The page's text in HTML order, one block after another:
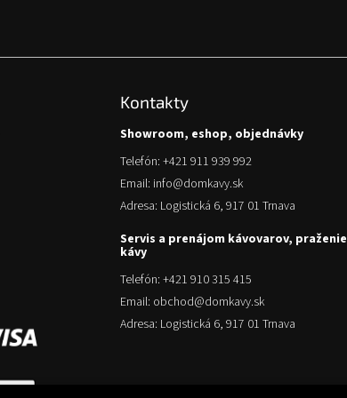
Kontakty
Showroom, eshop, objednávky
Telefón: +421 911 939 992
Email: info@domkavy.sk
Adresa: Logistická 6, 917 01 Trnava
Servis a prenájom kávovarov, praženie
kávy
Telefón: +421 910 315 415
Email: obchod@domkavy.sk
Adresa: Logistická 6, 917 01 Trnava